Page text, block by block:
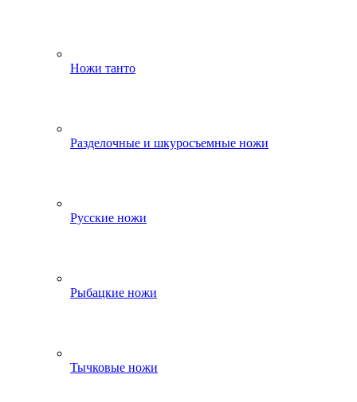
Ножи танто
Разделочные и шкуросъемные ножи
Русские ножи
Рыбацкие ножи
Тычковые ножи